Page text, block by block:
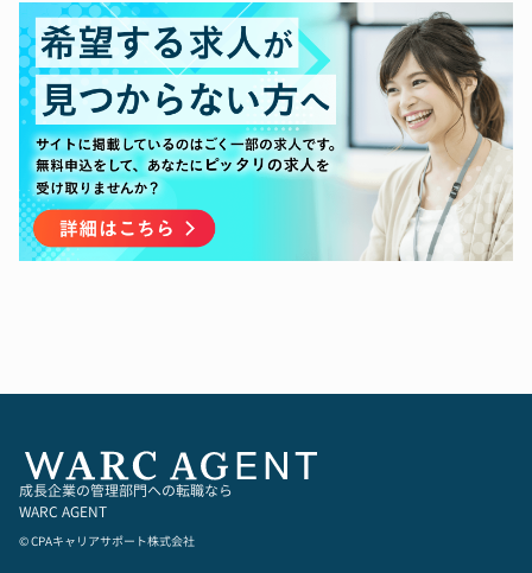
・新規進出国における進出形態の検討など、ビジ
ネスグロースに関わる支援全般
【内部統制の考える課題と取り組みたいこと】
＜誰もなしえていない製造業×ITの領域のグロー
バル展開を支援すること＞
「モノづくり産業のポテンシャルを解放する」と
いうミッションの実現をグローバルで成し遂げて
行きたいと考えております。
現在、ベトナム、タイ、アメリカに子会社を有し
ており、特に、製造業としてもソフトウェア産業
と考えています。また、将来的に、他の国に進出
していく際には、そこで培った横断的な知見を活
単なる子会社管理にとどまらず、グローバルでの
成長企業の管理部門への転職なら
WARC AGENT
© CPAキャリアサポート株式会社